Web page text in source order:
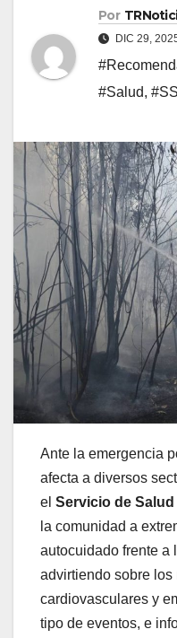
Por
DIC 29,
#Salud,
Ante la emergencia
afecta a diversos
el Servicio de Salud
la comunidad a
autocuidado frente a
advirtiendo sobre los
cardiovasculares y
tipo de eventos, e